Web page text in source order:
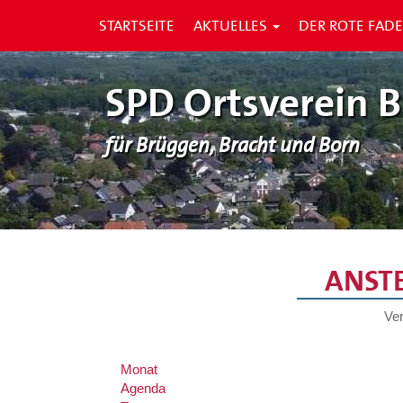
STARTSEITE AKTUELLES DER ROTE
SPD Ortsverein
für Brüggen, Bracht und Born
Monat
Agenda